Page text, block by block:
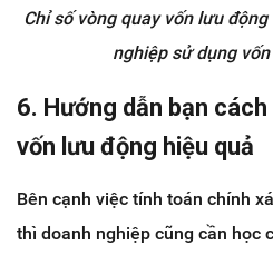
Chỉ số vòng quay vốn lưu
nghiệp sử dụng
6. Hướng dẫn bạn
vốn lưu động hiệu quả
Bên cạnh việc tính toán chính
thì doanh nghiệp cũng cần học